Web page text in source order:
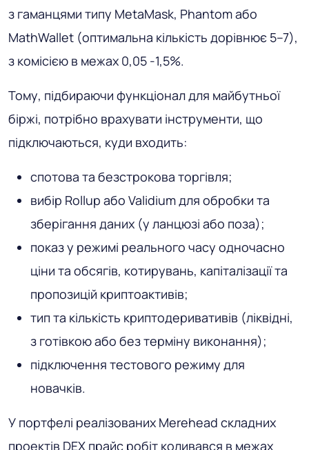
з гаманцями типу MetaMask, Phantom або
MathWallet (оптимальна кількість дорівнює 5–7),
з комісією в межах 0,05 -1,5%.
Тому, підбираючи функціонал для майбутньої
біржі, потрібно врахувати інструменти, що
підключаються, куди входить:
спотова та безстрокова торгівля;
вибір Rollup або Validium для обробки та
зберігання даних (у ланцюзі або поза);
показ у режимі реального часу одночасно
ціни та обсягів, котирувань, капіталізації та
пропозицій криптоактивів;
тип та кількість криптодеривативів (ліквідні,
з готівкою або без терміну виконання);
підключення тестового режиму для
новачків.
У портфелі реалізованих Merehead складних
проектів DEX прайс робіт коливався в межах